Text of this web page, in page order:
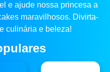
e ajude nossa princesa a
maravilhosos. Divirta-
culinária e beleza!